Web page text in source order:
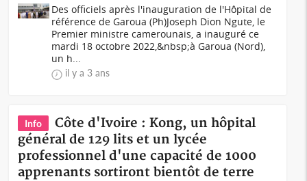
Des officiels après l'inauguration de l'Hôpital de
référence de Garoua (Ph)Joseph Dion Ngute, le
Premier ministre camerounais, a inauguré ce
mardi 18 octobre 2022,&nbsp;à Garoua (Nord),
un h...
il y a 3 ans
Info
Côte d'Ivoire : Kong, un hôpital
général de 129 lits et un lycée
professionnel d'une capacité de 1000
apprenants sortiront bientôt de terre